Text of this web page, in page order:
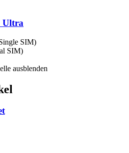
Ultra
SIM)
SIM)
ausblenden